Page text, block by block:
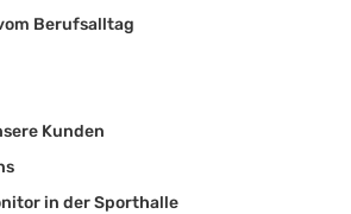
Berufsalltag
Kunden
in der Sporthalle